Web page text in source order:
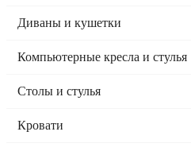
Диваны и кушетки
Компьютерные кресла и стулья
Столы и стулья
Кровати